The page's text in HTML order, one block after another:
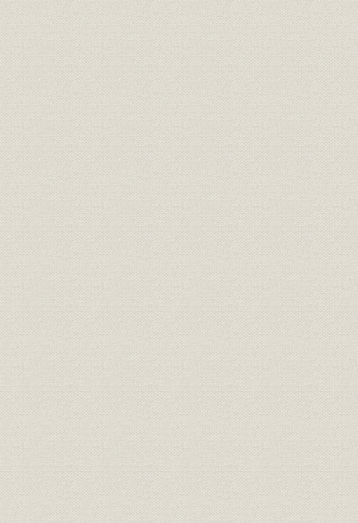
第4節 鋼管部門の強化
第5節 鉄構事業の拡大
第6節 環境対策の推進
第7節 新時代への体制づくり
〔部門史〕
口絵―設備と生産
第1編 設備部門
第1章 第1次設備合理化
第2章 第2次設備合理化
第3章 第3次設備合理化
第4章 君津の建設と八幡の若返り
第5章 合理化を支えた設備技術
第2編 生産・技術部門
第1章 生産・技術部門の動向
第2章 製銑
第3章 製鋼